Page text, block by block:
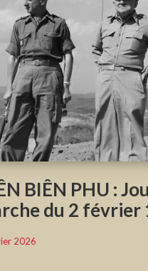
BIÊN PHU :
du 2 février
2026